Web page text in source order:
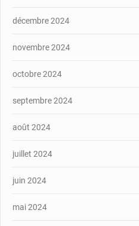
décembre 2024
novembre 2024
octobre 2024
septembre 2024
août 2024
juillet 2024
juin 2024
mai 2024